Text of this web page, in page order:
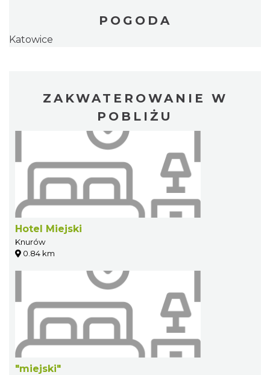
POGODA
Katowice
ZAKWATEROWANIE W
POBLIŻU
Hotel Miejski
Knurów
0.84 km
"miejski"